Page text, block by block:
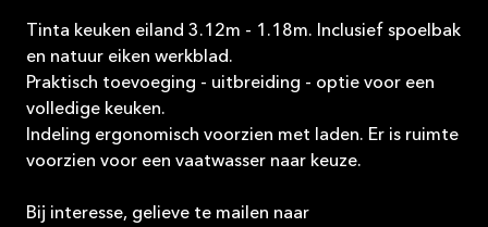
Bekijk aanbieding
Tinta keuken eiland 3.12m - 1.18m. Inclusief spoelbak
en natuur eiken werkblad.
Praktisch toevoeging - uitbreiding - optie voor een
volledige keuken.
Indeling ergonomisch voorzien met laden. Er is ruimte
voorzien voor een vaatwasser naar keuze.
Bij interesse, gelieve te mailen naar